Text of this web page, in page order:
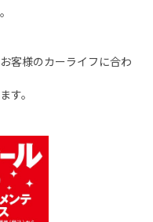
客様のカーライフに合わ
す。